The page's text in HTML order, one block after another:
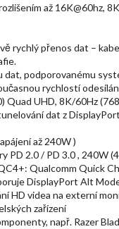
až 16K@60hz,
rychlý přenos dat –
dat, podporovanému
rychlostí
UHD, 8K/60Hz
dat z
až 240W )
PD 2.0 / PD 3.0 , 240W
Qualcomm Quick
DisplayPort Alt
HD videa na externí
zařízení
např. Razer